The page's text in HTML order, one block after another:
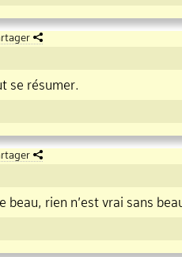
se résumer.
beau, rien n’est vrai sans